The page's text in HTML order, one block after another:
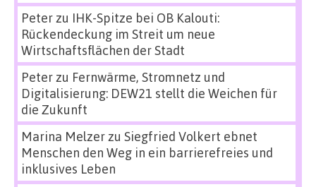
Peterzu IHK-Spitze bei OB Kalouti:
Rückendeckung im Streit um neue
Wirtschaftsflächen der Stadt
Peterzu Fernwärme, Stromnetz und
Digitalisierung: DEW21 stellt die Weichen für
die Zukunft
Marina Melzerzu Siegfried Volkert ebnet
Menschen den Weg in ein barrierefreies und
inklusives Leben